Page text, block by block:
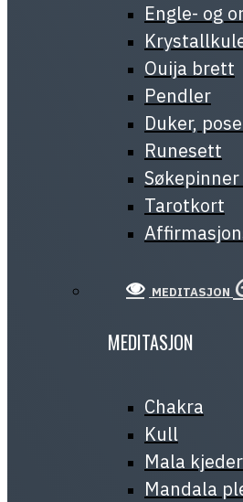
Engle- og
Ouija brett
Pendler
Duker,
Runesett
Søkepinner
Tarotkort
MEDITASJON
MEDITASJON
Chakra
Kull
Mala kjeder
Mandala